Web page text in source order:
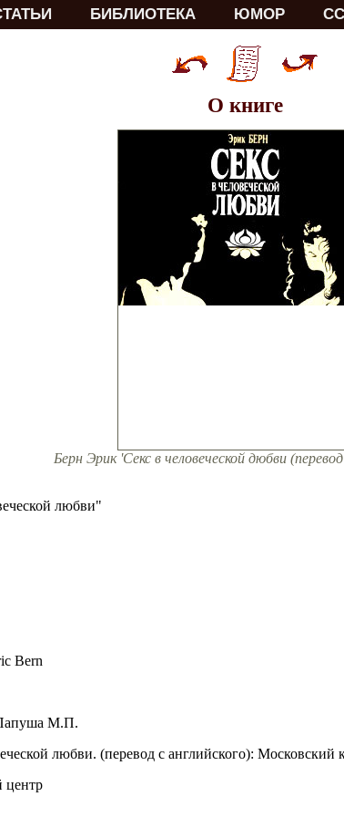
БИБЛИОТЕКА ЮМОР
О книге
Берн Эрик 'Секс в человеческой дюбви (перевод
любви"
Bern
Папуша М.П.
любви. (перевод с английского): Московский
центр